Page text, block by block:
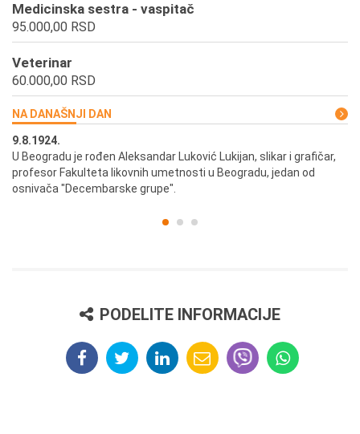
Medicinska sestra - vaspitač
95.000,00 RSD
Veterinar
60.000,00 RSD
NA DANAŠNJI DAN
9.8.1924.
U Beogradu je rođen Aleksandar Luković Lukijan, slikar i grafičar,
profesor Fakulteta likovnih umetnosti u Beogradu, jedan od
osnivača "Decembarske grupe".
PODELITE INFORMACIJE